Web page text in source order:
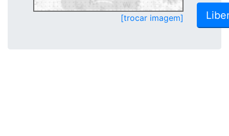
[trocar imagem]